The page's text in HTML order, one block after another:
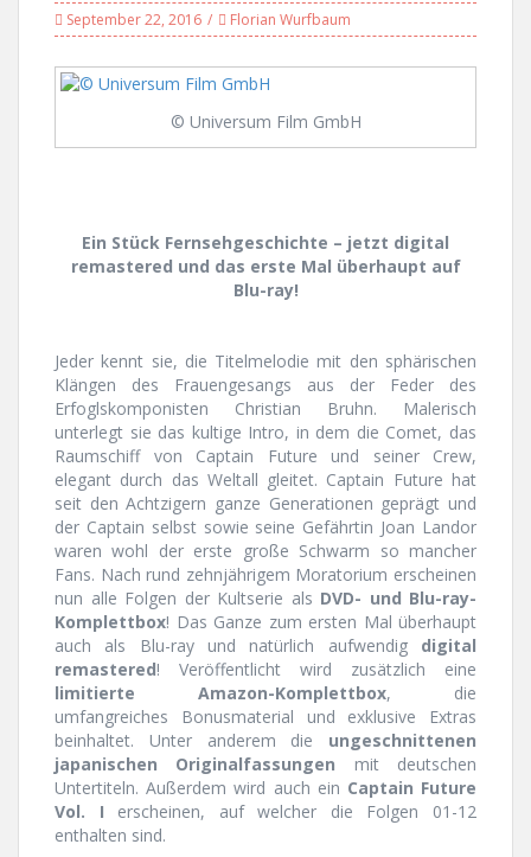
September 22, 2016 Florian Wurfbaum
© Universum Film GmbH
Ein Stück Fernsehgeschichte – jetzt digital
remastered und das erste Mal überhaupt auf
Blu-ray!
Jeder kennt sie, die Titelmelodie mit den sphärischen
Klängen des Frauengesangs aus der Feder des
Erfoglskomponisten Christian Bruhn. Malerisch
unterlegt sie das kultige Intro, in dem die Comet, das
Raumschiff von Captain Future und seiner Crew,
elegant durch das Weltall gleitet. Captain Future hat
seit den Achtzigern ganze Generationen geprägt und
der Captain selbst sowie seine Gefährtin Joan Landor
waren wohl der erste große Schwarm so mancher
Fans. Nach rund zehnjährigem Moratorium erscheinen
nun alle Folgen der Kultserie als DVD- und Blu-ray-
Komplettbox! Das Ganze zum ersten Mal überhaupt
auch als Blu-ray und natürlich aufwendig digital
remastered! Veröffentlicht wird zusätzlich eine
limitierte Amazon-Komplettbox, die
umfangreiches Bonusmaterial und exklusive Extras
beinhaltet. Unter anderem die ungeschnittenen
japanischen Originalfassungen mit deutschen
Untertiteln. Außerdem wird auch ein Captain Future
Vol. I erscheinen, auf welcher die Folgen 01-12
enthalten sind.